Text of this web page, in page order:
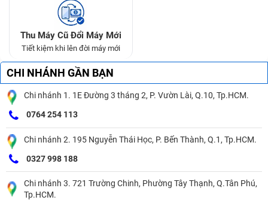
Thu Máy Cũ Đổi Máy Mới
Tiết kiệm khi lên đời máy mới
CHI NHÁNH GẦN BẠN
Chi nhánh 1. 1E Đường 3 tháng 2, P. Vườn Lài, Q.10, Tp.HCM.
0764 254 113
Chi nhánh 2. 195 Nguyễn Thái Học, P. Bến Thành, Q.1, Tp.HCM.
0327 998 188
Chi nhánh 3. 721 Trường Chinh, Phường Tây Thạnh, Q.Tân Phú,
Tp.HCM.